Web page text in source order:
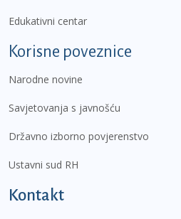
Edukativni centar
Korisne poveznice
Narodne novine
Savjetovanja s javnošću
Državno izborno povjerenstvo
Ustavni sud RH
Kontakt